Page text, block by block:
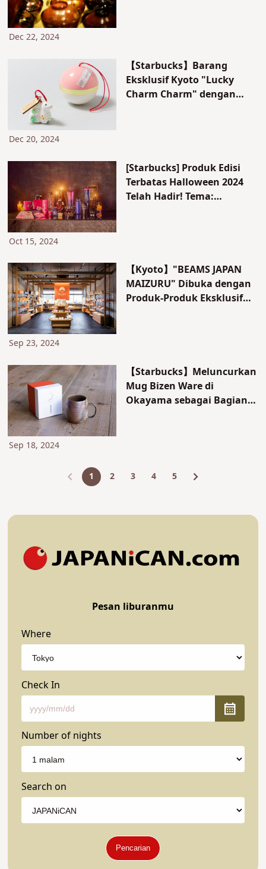
Dec 22, 2024
【Starbucks】Barang
Eksklusif Kyoto "Lucky
Charm Charm" dengan
Dec 20, 2024
[Starbucks] Produk Edisi
Terbatas Halloween 2024
Telah Hadir! Tema:
Oct 15, 2024
【Kyoto】"BEAMS JAPAN
MAIZURU" Dibuka dengan
Produk-Produk Eksklusif
Sep 23, 2024
【Starbucks】Meluncurkan
Mug Bizen Ware di
Okayama sebagai Bagian
Sep 18, 2024
1 2 3 4 5
Pesan liburanmu
Where
Check In
Number of nights
Search on
Pencarian